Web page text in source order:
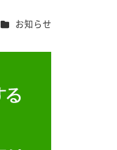
カテゴリー
お知らせ